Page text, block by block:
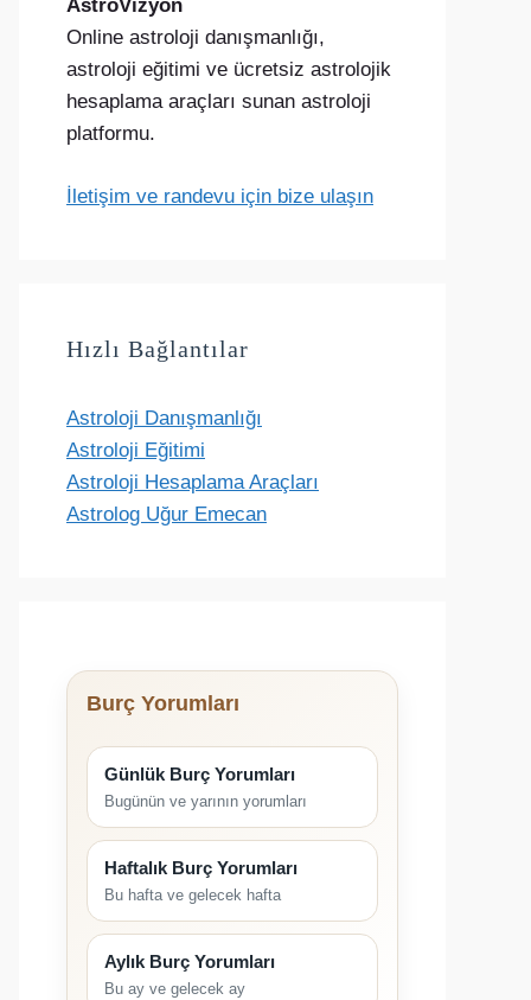
AstroVizyon
Online astroloji danışmanlığı,
astroloji eğitimi ve ücretsiz astrolojik
hesaplama araçları sunan astroloji
platformu.
İletişim ve randevu için bize ulaşın
Hızlı Bağlantılar
Astroloji Danışmanlığı
Astroloji Eğitimi
Astroloji Hesaplama Araçları
Astrolog Uğur Emecan
Burç Yorumları
Günlük Burç Yorumları
Bugünün ve yarının yorumları
Haftalık Burç Yorumları
Bu hafta ve gelecek hafta
Aylık Burç Yorumları
Bu ay ve gelecek ay